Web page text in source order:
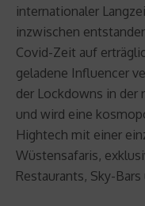
internationaler
inzwischen
Covid-Zeit auf
geladene Influencer
der Lockdowns in der
und wird eine
Hightech mit einer
Wüstensafaris,
Restaurants, Sky-